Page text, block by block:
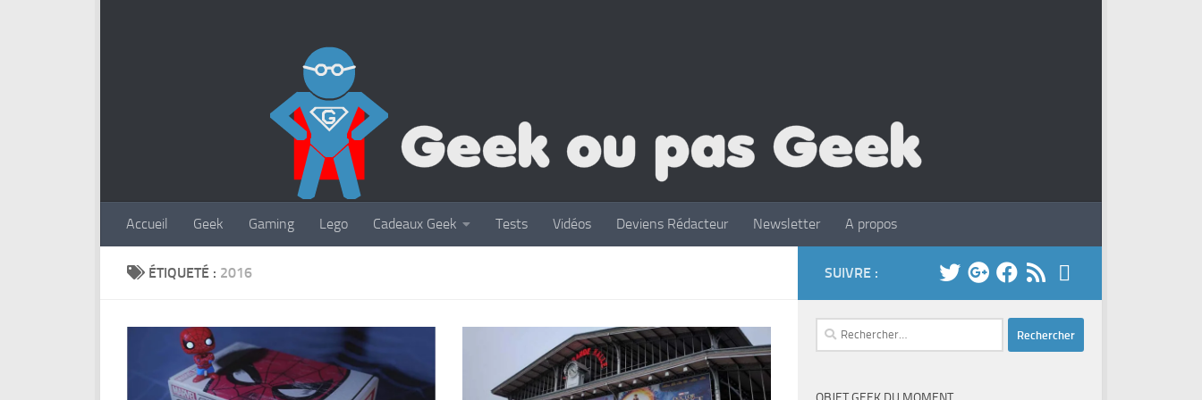
Accueil Geek Gaming Lego Cadeaux Geek Tests Vidéos Deviens Rédacteur Newsletter A propos
ÉTIQUETÉ : 2016 SUIVRE :
Rechercher :